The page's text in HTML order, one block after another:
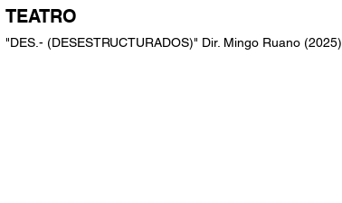
TEATRO
"DES.- (DESESTRUCTURADOS)" Dir. Mingo Ruano (2025)